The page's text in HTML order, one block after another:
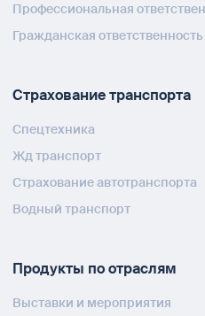
Профессиональная
Гражданская
Страхование транспорта
Спецтехника
Жд транспорт
Страхование автотранспорта
Водный транспорт
Продукты по отраслям
Выставки и мероприятия